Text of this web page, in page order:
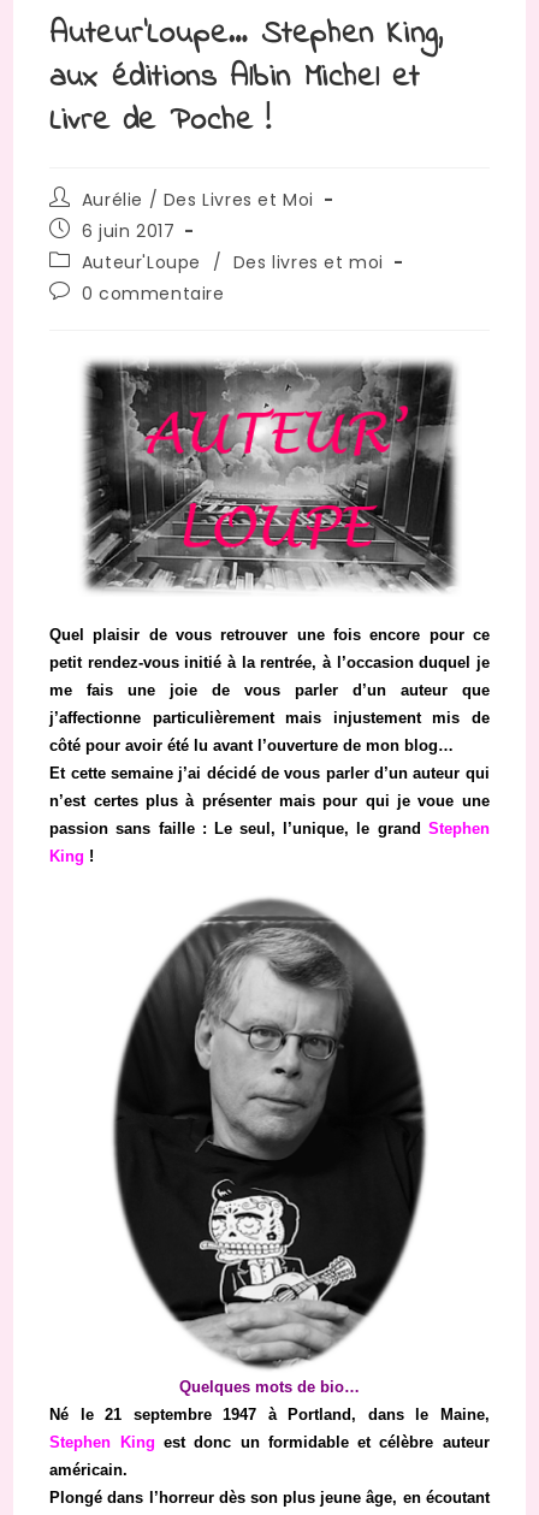
Auteur’Loupe… Stephen King,
aux éditions Albin Michel et
Livre de Poche !
Auteur/autrice
de
la
publication :
Aurélie / Des Livres et Moi
Publication
publiée :
6 juin 2017
Post
category:
Auteur'Loupe / Des livres et moi
Commentaires
publication :
0 commentaire
Quel plaisir de vous retrouver une fois encore pour ce
petit rendez-vous initié à la rentrée, à l’occasion duquel je
me fais une joie de vous parler d’un auteur que
j’affectionne particulièrement mais injustement mis de
côté pour avoir été lu avant l’ouverture de mon blog…
Et cette semaine j’ai décidé de vous parler d’un auteur qui
n’est certes plus à présenter mais pour qui je voue une
passion sans faille : Le seul, l’unique, le grand Stephen
King !
Quelques mots de bio…
Né le 21 septembre 1947 à Portland, dans le Maine,
Stephen King est donc un formidable et célèbre auteur
américain.
Plongé dans l’horreur dès son plus jeune âge, en écoutant